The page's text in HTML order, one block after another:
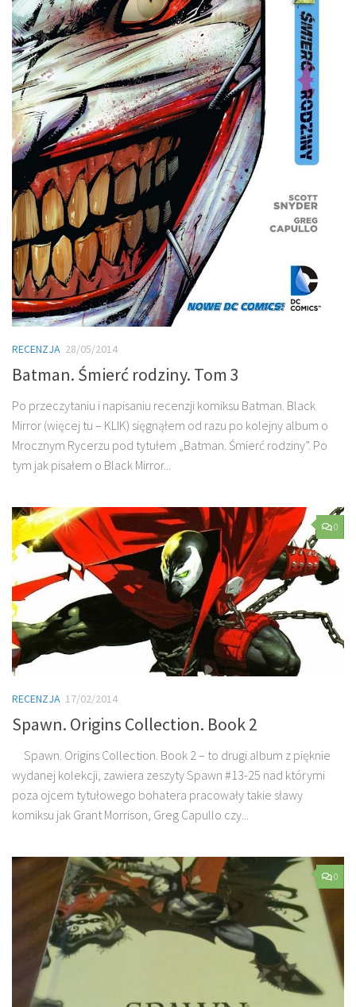
RECENZJA 28/05/2014
Batman. Śmierć rodziny. Tom 3
Po przeczytaniu i napisaniu recenzji komiksu Batman. Black
Mirror (więcej tu – KLIK) sięgnąłem od razu po kolejny album o
Mrocznym Rycerzu pod tytułem „Batman. Śmierć rodziny”. Po
tym jak pisałem o Black Mirror...
0
RECENZJA 17/02/2014
Spawn. Origins Collection. Book 2
Spawn. Origins Collection. Book 2 – to drugi album z pięknie
wydanej kolekcji, zawiera zeszyty Spawn #13-25 nad którymi
poza ojcem tytułowego bohatera pracowały takie sławy
komiksu jak Grant Morrison, Greg Capullo czy...
0